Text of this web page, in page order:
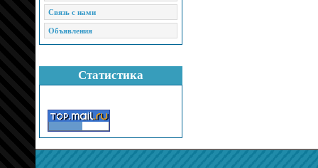
Связь с нами
Объявления
Статистика